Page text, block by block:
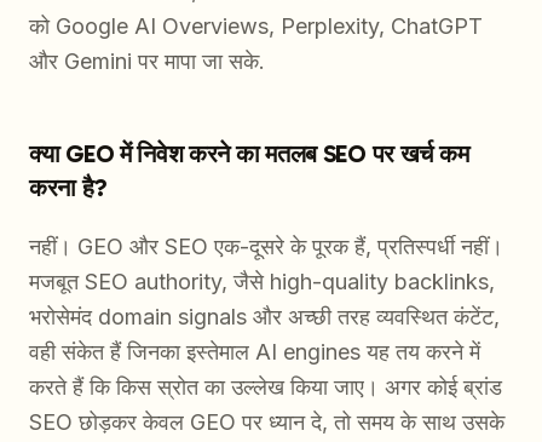
को Google AI Overviews, Perplexity, ChatGPT
और Gemini पर मापा जा सके.
क्या GEO में निवेश करने का मतलब SEO पर खर्च कम
करना है?
नहीं। GEO और SEO एक-दूसरे के पूरक हैं, प्रतिस्पर्धी नहीं।
मजबूत SEO authority, जैसे high-quality backlinks,
भरोसेमंद domain signals और अच्छी तरह व्यवस्थित कंटेंट,
वही संकेत हैं जिनका इस्तेमाल AI engines यह तय करने में
करते हैं कि किस स्रोत का उल्लेख किया जाए। अगर कोई ब्रांड
SEO छोड़कर केवल GEO पर ध्यान दे, तो समय के साथ उसके